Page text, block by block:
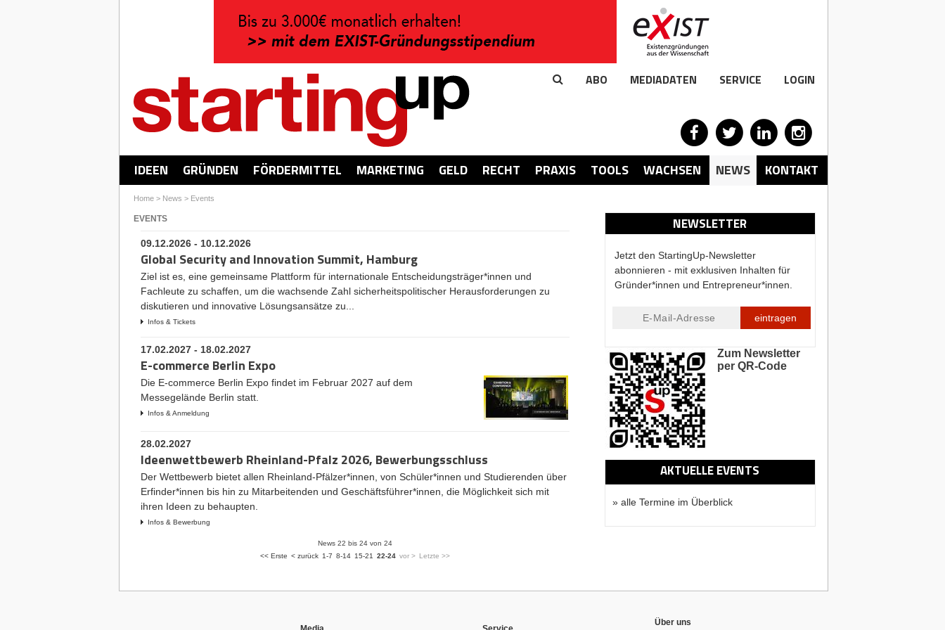
ABO MEDIADATEN SERVICE LOGIN
IDEEN GRÜNDEN FÖRDERMITTEL MARKETING GELD RECHT PRAXIS TOOLS WACHSEN NEWS KONTAKT
Home> News > Events
NEWSLETTER
Jetzt den StartingUp-Newsletter
abonnieren - mit exklusiven Inhalten für
Gründer*innen und Entrepreneur*innen.
eintragen
Zum Newsletter
per QR-Code
AKTUELLE EVENTS
» alle Termine im Überblick
EVENTS
09.12.2026 - 10.12.2026
Global Security and Innovation Summit, Hamburg
Ziel ist es, eine gemeinsame Plattform für internationale Entscheidungsträger*innen und
Fachleute zu schaffen, um die wachsende Zahl sicherheitspolitischer Herausforderungen zu
diskutieren und innovative Lösungsansätze zu...
Infos & Tickets
17.02.2027 - 18.02.2027
E-commerce Berlin Expo
Die E-commerce Berlin Expo findet im Februar 2027 auf dem
Messegelände Berlin statt.
Infos & Anmeldung
28.02.2027
Ideenwettbewerb Rheinland-Pfalz 2026, Bewerbungsschluss
Der Wettbewerb bietet allen Rheinland-Pfälzer*innen, von Schüler*innen und Studierenden über
Erfinder*innen bis hin zu Mitarbeitenden und Geschäftsführer*innen, die Möglichkeit sich mit
ihren Ideen zu behaupten.
Infos & Bewerbung
News 22 bis 24 von 24
<< Erste < zurück 1-7 8-14 15-21 22-24 vor > Letzte >>
Über uns